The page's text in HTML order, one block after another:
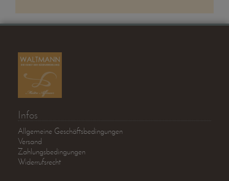
Infos
Allgemeine Geschäftsbedingungen
Versand
Zahlungsbedingungen
Widerrufsrecht